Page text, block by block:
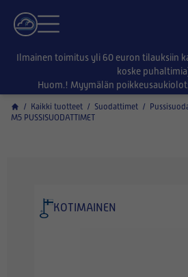
Ilmainen toimitus yli 60 euron tilauksiin
koske
Huom.! Myymälän
/ Kaikki tuotteet / Suodattimet /
M5 PUSSISUODATTIMET
KOTIMAINEN